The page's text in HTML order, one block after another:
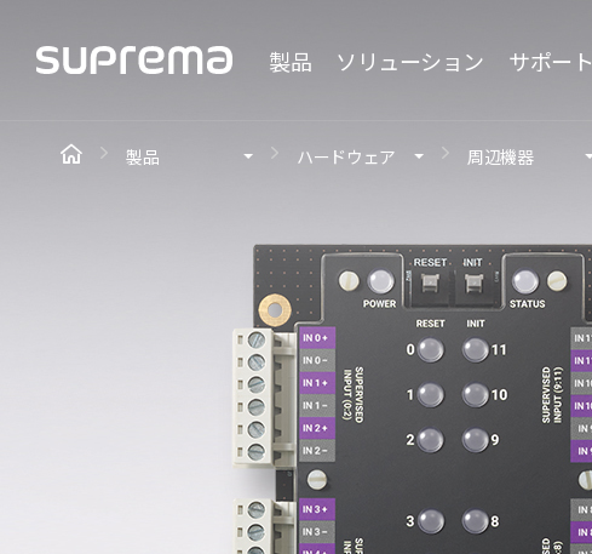
製品 ソリューション サポート
製品 ハードウェア 周辺機器